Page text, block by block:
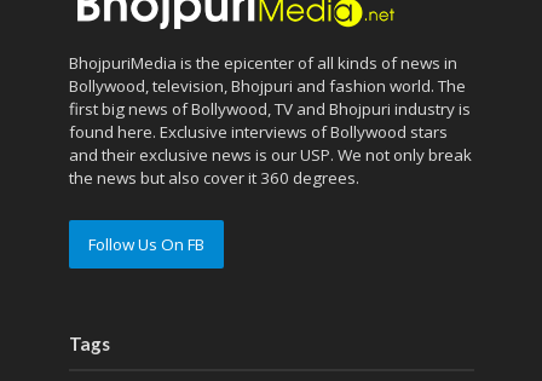
BhojpuriMedia is the epicenter of all kinds of news in
Bollywood, television, Bhojpuri and fashion world. The
first big news of Bollywood, TV and Bhojpuri industry is
found here. Exclusive interviews of Bollywood stars
and their exclusive news is our USP. We not only break
the news but also cover it 360 degrees.
Follow Us On FB
Tags